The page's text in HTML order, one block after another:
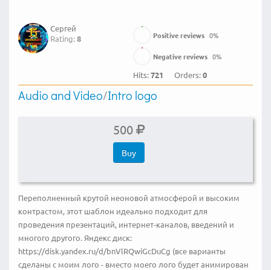
Сергей
Rating:8 Positive reviews 0%
Negative reviews 0%
Hits:721 Orders:0
Audio and Video/Intro logo
500
Buy
Переполненный крутой неоновой атмосферой и высоким
контрастом, этот шаблон идеально подходит для
проведения презентаций, интернет-каналов, введений и
многого другого. Яндекс диск:
https://disk.yandex.ru/d/bnVlRQwiGcDuCg (все варианты
сделаны с моим лого - вместо моего лого будет анимирован